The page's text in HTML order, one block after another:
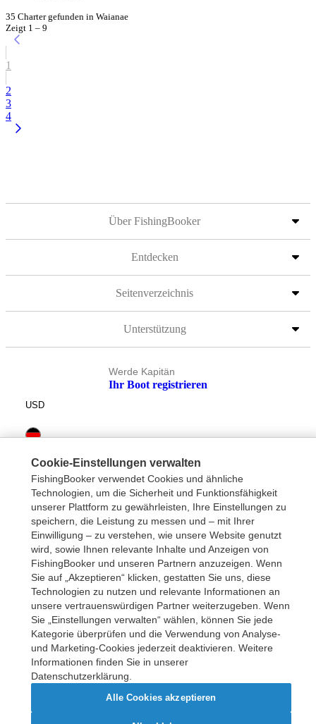
35 Charter gefunden in Waianae
Zeigt 1 – 9
1
2
3
4
Über FishingBooker
Entdecken
Seitenverzeichnis
Unterstützung
Werde Kapitän
Ihr Boot registrieren
USD
Urheberrecht © 2026 FishingBooker, Inc. Alle Rechte vorbehalten.
Cookie-Einstellungen verwalten
FishingBooker verwendet Cookies und ähnliche
Technologien, um die Sicherheit und Funktionsfähigkeit
unserer Plattform zu gewährleisten, Ihre Einstellungen zu
speichern, die Leistung zu messen und – mit Ihrer
Einwilligung – zu verstehen, wie unsere Website genutzt
wird, sowie Ihnen relevante Inhalte und Anzeigen von
FishingBooker und unseren Partnern anzuzeigen. Wenn
Sie auf „Akzeptieren“ klicken, gestatten Sie uns, diese
Technologien zu nutzen und relevante Informationen an
unsere vertrauenswürdigen Partner weiterzugeben. Wenn
Sie „Einstellungen verwalten“ wählen, können Sie jede
Kategorie überprüfen und die Verwendung von Analyse-
und Marketing-Cookies jederzeit deaktivieren. Weitere
Informationen finden Sie in unserer
Datenschutzerklärung.
Alle Cookies akzeptieren